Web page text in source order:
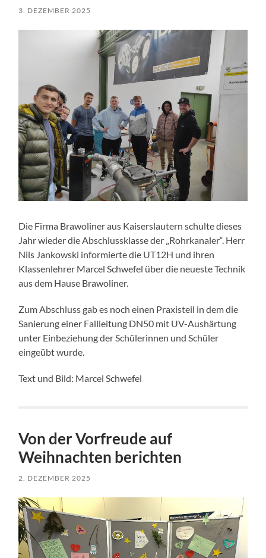
3. DEZEMBER 2025
Die Firma Brawoliner aus Kaiserslautern schulte dieses
Jahr wieder die Abschlussklasse der „Rohrkanaler“. Herr
Nils Jankowski informierte die UT12H und ihren
Klassenlehrer Marcel Schwefel über die neueste Technik
aus dem Hause Brawoliner.
Zum Abschluss gab es noch einen Praxisteil in dem die
Sanierung einer Fallleitung DN50 mit UV-Aushärtung
unter Einbeziehung der Schülerinnen und Schüler
eingeübt wurde.
Text und Bild: Marcel Schwefel
Von der Vorfreude auf
Weihnachten berichten
2. DEZEMBER 2025